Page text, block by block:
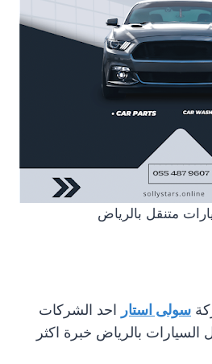
متنقل بالرياض
سولى استار احد الشركات
بالرياض خبرة اكثر